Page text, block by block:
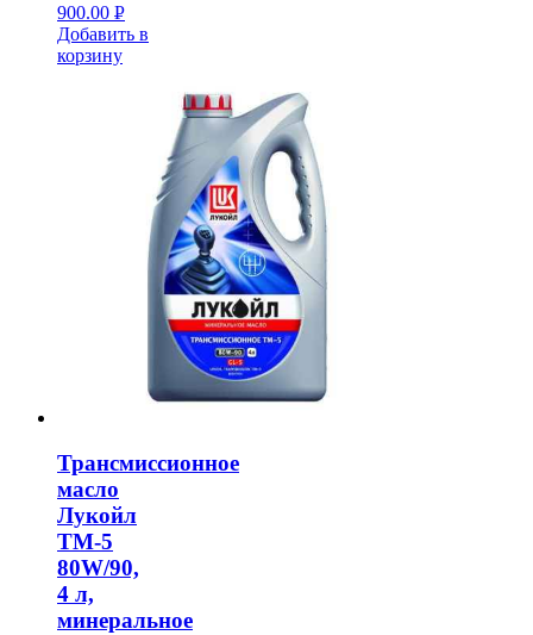
900.00 Р
УБ.
Добавить в
корзину
Трансмиссионное
масло
Лукойл
ТМ-5
80W/90,
4 л,
минеральное